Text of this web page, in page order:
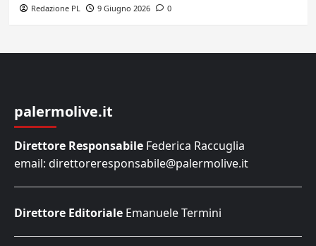
Redazione PL 9 Giugno 2026 0
palermolive.it
Direttore Responsabile Federica Raccuglia
email: direttoreresponsabile@palermolive.it
Direttore Editoriale Emanuele Termini